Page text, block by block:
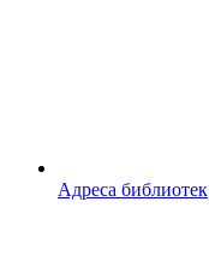
Адреса библиотек